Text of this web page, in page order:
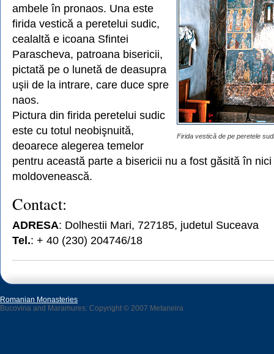
Firida vestică de pe peretele
ambele în pronaos. Una este
firida vestică a peretelui sudic,
cealaltă e icoana Sfintei
Parascheva, patroana bisericii,
pictată pe o lunetă de deasupra
uşii de la intrare, care duce spre
naos.
Pictura din firida peretelui sudic
este cu totul neobişnuită,
deoarece alegerea temelor
pentru această parte a bisericii nu a fost găsită în
moldovenească.
Contact:
ADRESA: Dolhestii Mari, 727185, judetul Suceava
Tel.: + 40 (230) 204746/18
Romanian Monasteries
Bucovina and Maramures: Copyright © 2007 Metaneira